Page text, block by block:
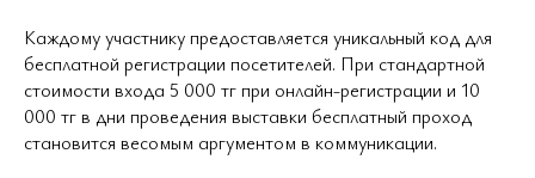
Каждому участнику предоставляется уникальный код для
бесплатной регистрации посетителей. При стандартной
стоимости входа 5 000 тг при онлайн-регистрации и 10
000 тг в дни проведения выставки бесплатный проход
становится весомым аргументом в коммуникации.